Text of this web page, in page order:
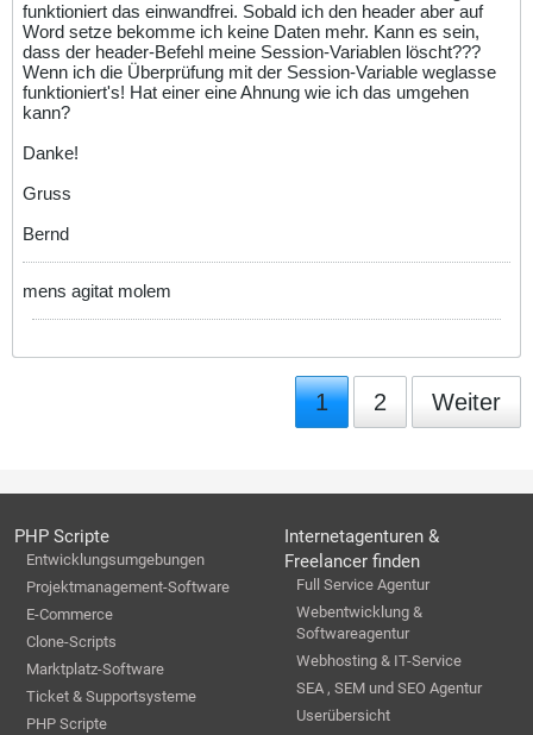
funktioniert das einwandfrei. Sobald ich den header aber auf
Word setze bekomme ich keine Daten mehr. Kann es sein,
dass der header-Befehl meine Session-Variablen löscht???
Wenn ich die Überprüfung mit der Session-Variable weglasse
funktioniert's! Hat einer eine Ahnung wie ich das umgehen
kann?
Danke!
Gruss
Bernd
mens agitat molem
1 2 Weiter
PHP Scripte
Entwicklungsumgebungen
Projektmanagement-Software
E-Commerce
Clone-Scripts
Marktplatz-Software
Ticket & Supportsysteme
PHP Scripte
Internetagenturen &
Freelancer finden
Full Service Agentur
Webentwicklung &
Softwareagentur
Webhosting & IT-Service
SEA , SEM und SEO Agentur
Userübersicht